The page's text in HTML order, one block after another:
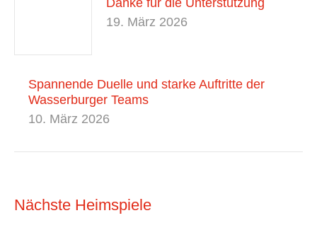
Danke für die Unterstützung
19. März 2026
Spannende Duelle und starke Auftritte der
Wasserburger Teams
10. März 2026
Nächste Heimspiele